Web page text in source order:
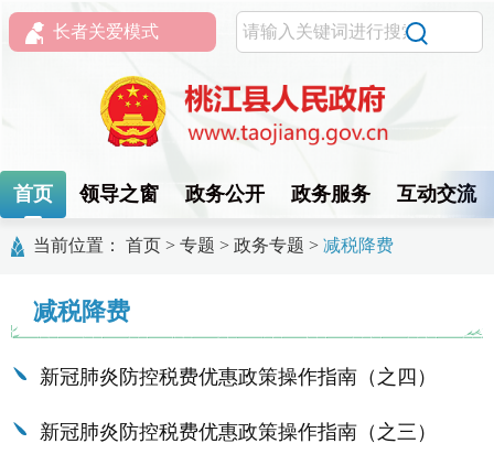
长者关爱模式
首页 领导之窗 政务公开 政务服务 互动交流
当前位置： 首页 > 专题 > 政务专题 > 减税降费
减税降费
新冠肺炎防控税费优惠政策操作指南（之四）
新冠肺炎防控税费优惠政策操作指南（之三）